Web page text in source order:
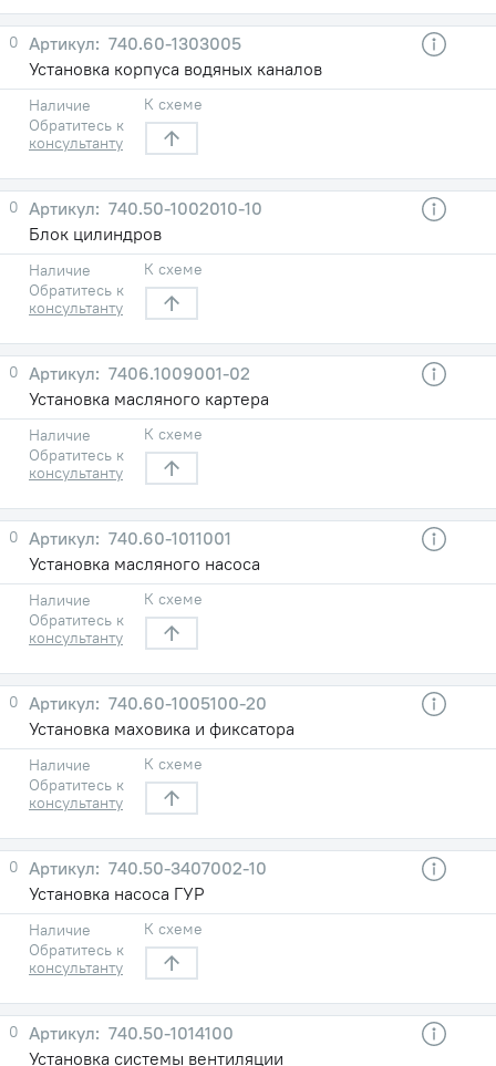
0
740.60-1303005
Установка корпуса водяных каналов
Наличие
Обратитесь к
консультанту
К схеме
0
740.50-1002010-10
Блок цилиндров
Наличие
Обратитесь к
консультанту
К схеме
0
7406.1009001-02
Установка масляного картера
Наличие
Обратитесь к
консультанту
К схеме
0
740.60-1011001
Установка масляного насоса
Наличие
Обратитесь к
консультанту
К схеме
0
740.60-1005100-20
Установка маховика и фиксатора
Наличие
Обратитесь к
консультанту
К схеме
0
740.50-3407002-10
Установка насоса ГУР
Наличие
Обратитесь к
консультанту
К схеме
0
740.50-1014100
Установка системы вентиляции